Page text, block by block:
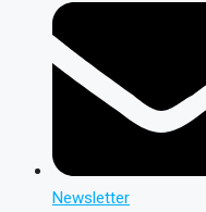
Newsletter